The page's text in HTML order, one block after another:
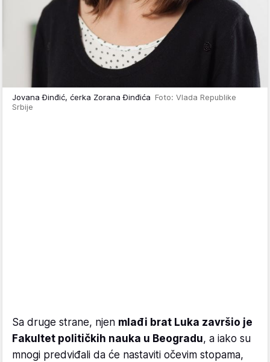
Jovana Đinđić, ćerka Zorana Đinđića Foto: Vlada Republike
Srbije
Sa druge strane, njen mlađi brat Luka završio je
Fakultet političkih nauka u Beogradu, a iako su
mnogi predviđali da će nastaviti očevim stopama,